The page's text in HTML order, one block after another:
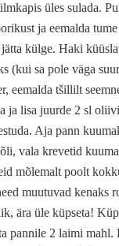
üles sulada.
ja eemalda
külge. Haki
(kui sa pole väga
eemalda tšillilt
ja lisa juurde 2 sl
Aja pann
vala krevetid
mõlemalt poolt
muutuvad kenaks
ära üle küpseta!
pannile 2 laimi mahl.